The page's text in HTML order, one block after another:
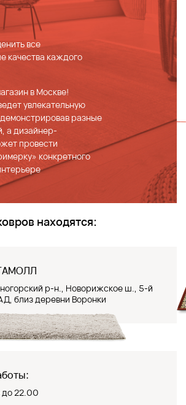
все
качества каждого
в Москве!
увлекательную
разные
а дизайнер-
провести
конкретного
находятся:
р-н., Новорижское ш., 5-й
близ деревни Воронки
22.00